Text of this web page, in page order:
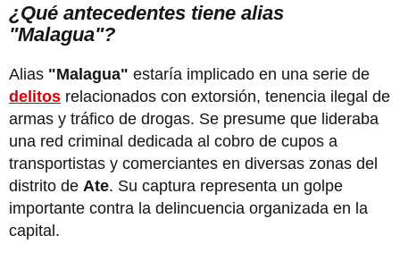
¿Qué antecedentes tiene alias
"Malagua"?
Alias "Malagua" estaría implicado en una serie de
delitos relacionados con extorsión, tenencia ilegal de
armas y tráfico de drogas. Se presume que lideraba
una red criminal dedicada al cobro de cupos a
transportistas y comerciantes en diversas zonas del
distrito de Ate. Su captura representa un golpe
importante contra la delincuencia organizada en la
capital.